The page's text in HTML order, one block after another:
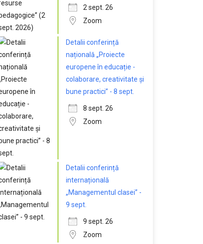
2 sept. 26
Zoom
Detalii conferință
națională „Proiecte
europene în educație -
colaborare, creativitate și
bune practici” - 8 sept.
8 sept. 26
Zoom
Detalii conferință
internațională
„Managementul clasei” -
9 sept.
9 sept. 26
Zoom